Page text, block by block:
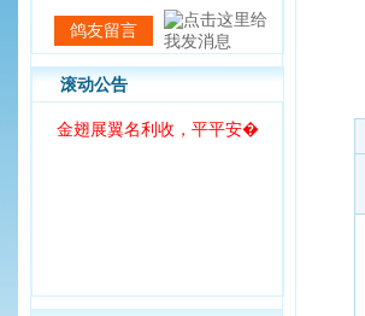
鸽友留言
滚动公告
金翅展翼名利收，平平安�